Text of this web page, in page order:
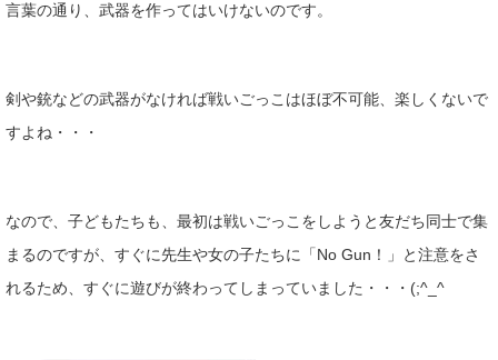
言葉の通り、武器を作ってはいけないのです。
剣や銃などの武器がなければ戦いごっこはほぼ不可能、楽しくないで
すよね・・・
なので、子どもたちも、最初は戦いごっこをしようと友だち同士で集
まるのですが、すぐに先生や女の子たちに「No Gun！」と注意をさ
れるため、すぐに遊びが終わってしまっていました・・・(;^_^